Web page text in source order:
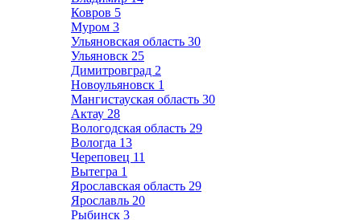
Ковров 5
Муром 3
Ульяновская область 30
Ульяновск 25
Димитровград 2
Новоульяновск 1
Мангистауская область 30
Актау 28
Вологодская область 29
Вологда 13
Череповец 11
Вытегра 1
Ярославская область 29
Ярославль 20
Рыбинск 3